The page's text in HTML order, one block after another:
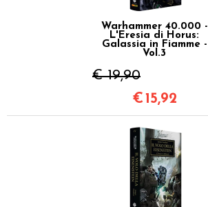
Warhammer 40.000 -
L'Eresia di Horus:
Galassia in Fiamme -
Vol.3
€ 19,90
€ 15,92